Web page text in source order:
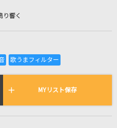
れき
り響く
MYリスト保存